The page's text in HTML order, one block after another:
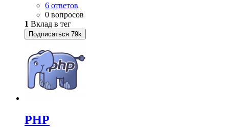
6 ответов
0 вопросов
1 Вклад в тег
Подписаться 79k
PHP